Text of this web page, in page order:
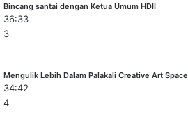
Bincang santai dengan Ketua Umum HDII
36:33
3
Mengulik Lebih Dalam Palakali Creative Art Space
34:42
4